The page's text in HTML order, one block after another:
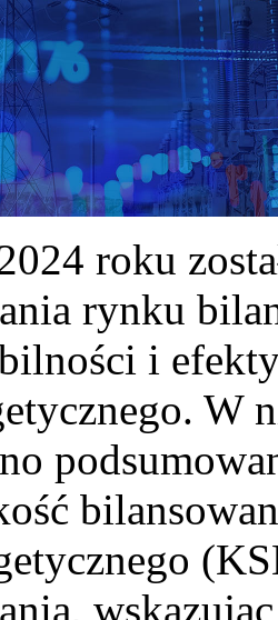
roku
rynku
i
W